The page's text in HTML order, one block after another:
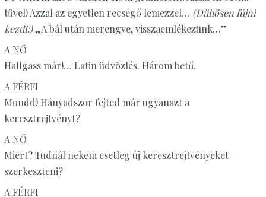
tűvel! Azzal az egyetlen recsegő lemezzel… (Dühösen fújni
kezdi:)„A bál után merengve, visszaemlékezünk…”
A NŐ
Hallgass már!… Latin üdvözlés. Három betű.
A FÉRFI
Mondd! Hányadszor fejted már ugyanazt a
keresztrejtvényt?
A NŐ
Miért? Tudnál nekem esetleg új keresztrejtvényeket
szerkeszteni?
A FÉRFI